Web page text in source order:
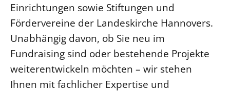
Einrichtungen sowie Stiftungen und
Fördervereine der Landeskirche Hannovers.
Unabhängig davon, ob Sie neu im
Fundraising sind oder bestehende Projekte
weiterentwickeln möchten – wir stehen
Ihnen mit fachlicher Expertise und